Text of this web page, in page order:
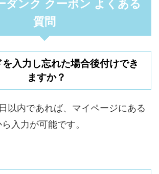
ダンク クーポン よくある
質問
入力し忘れた場合後付けでき
ますか？
以内であれば、マイページにある
入力が可能です。